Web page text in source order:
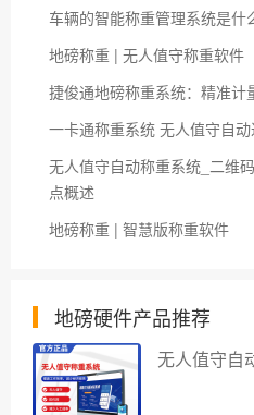
车辆的智能称重管理系统是什
地磅称重 | 无人值守称重软件
捷俊通地磅称重系统：精准计
一卡通称重系统 无人值守自
无人值守自动称重系统_二维
点概述
地磅称重 | 智慧版称重软件
地磅硬件产品推荐
无人值守自